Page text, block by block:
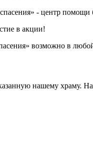
- центр
в акции!
возможно в
нашему храму.